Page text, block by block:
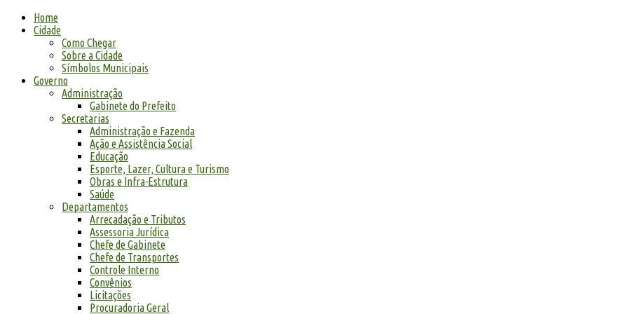
Home
Cidade
Como Chegar
Sobre a Cidade
Símbolos Municipais
Governo
Administração
Gabinete do Prefeito
Secretarias
Administração e Fazenda
Ação e Assistência Social
Educação
Esporte, Lazer, Cultura e Turismo
Obras e Infra-Estrutura
Saúde
Departamentos
Arrecadação e Tributos
Assessoria Jurídica
Chefe de Gabinete
Chefe de Transportes
Controle Interno
Convênios
Licitações
Procuradoria Geral